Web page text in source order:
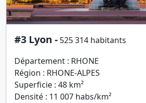
#3 Lyon - 525 314 habitants
Département : RHONE
Région : RHONE-ALPES
Superficie : 48 km²
Densité : 11 007 habs/km²